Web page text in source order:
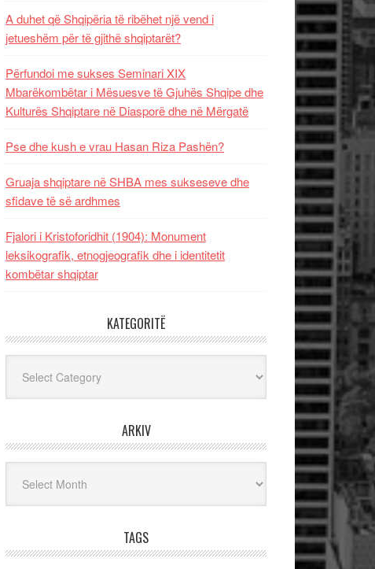
A duhet që Shqipëria të ribëhet një vend i
jetueshëm për të gjithë shqiptarët?
Përfundoi me sukses Seminari XIX
Mbarëkombëtar i Mësuesve të Gjuhës Shqipe dhe
Kulturës Shqiptare në Diasporë dhe në Mërgatë
Pse dhe kush e vrau Hasan Riza Pashën?
Gruaja shqiptare në SHBA mes sukseseve dhe
sfidave të së ardhmes
Fjalori i Kristoforidhit (1904): Monument
leksikografik, etnogjeografik dhe i identitetit
kombëtar shqiptar
KATEGORITË
ARKIV
TAGS